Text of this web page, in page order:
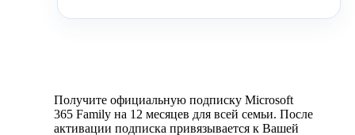
Получите официальную подписку Microsoft
365 Family на 12 месяцев для всей семьи. После
активации подписка привязывается к Вашей